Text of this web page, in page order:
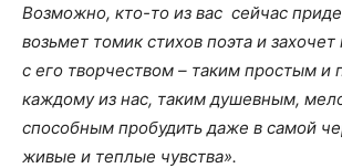
Возможно, кто-то из вас сейчас
возьмет томик стихов поэта и
с его творчеством – таким простым и
каждому из нас, таким душевным,
способным пробудить даже в самой
живые и теплые чувства».